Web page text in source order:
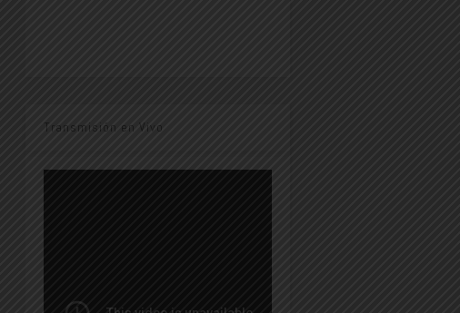
Transmisión en Vivo